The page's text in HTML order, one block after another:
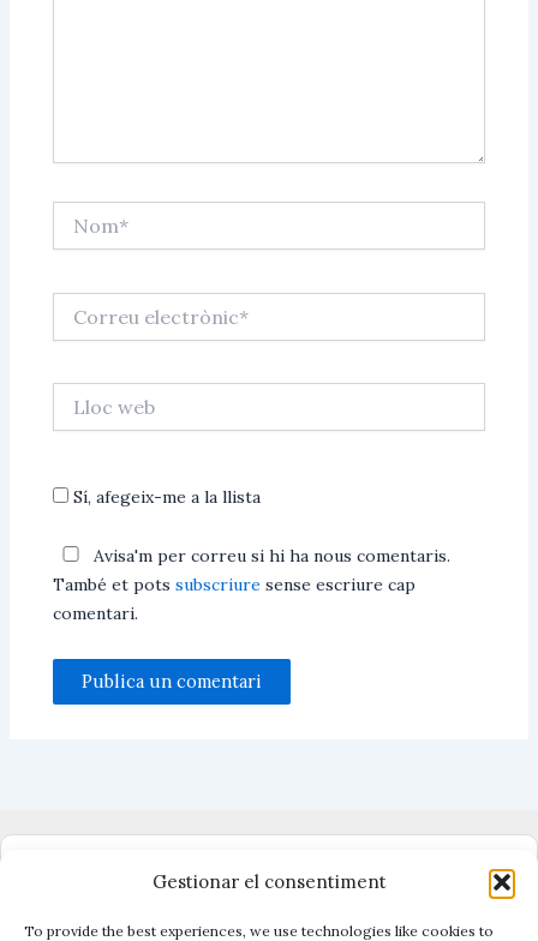
Gestionar el consentiment
To provide the best experiences, we use technologies like cookies to
electrònic*
web
Sí, afegeix-me a la llista
Avisa'm per correu si hi ha nous comentaris.
També et potssubscriure sense escriure cap
comentari.